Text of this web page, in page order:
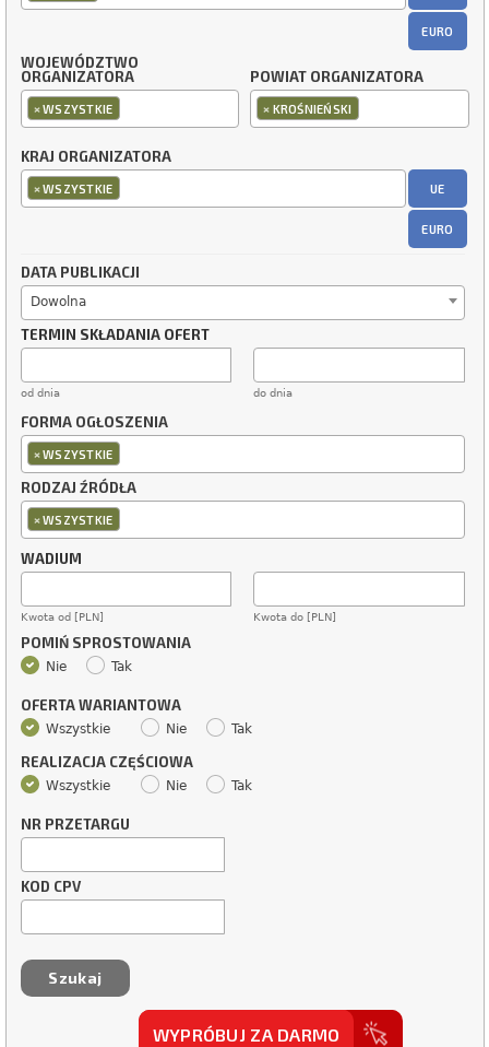
EURO
WOJEWÓDZTWO
ORGANIZATORA
×WSZYSTKIE
POWIAT ORGANIZATORA
× KROŚNIEŃSKI
KRAJ ORGANIZATORA
×WSZYSTKIE UE
EURO
DATA PUBLIKACJI
Dowolna
TERMIN SKŁADANIA OFERT
od dnia do dnia
FORMA OGŁOSZENIA
×WSZYSTKIE
RODZAJ ŹRÓDŁA
×WSZYSTKIE
WADIUM
Kwota od [PLN] Kwota do [PLN]
POMIŃ SPROSTOWANIA
Nie Tak
OFERTA WARIANTOWA
Wszystkie Nie Tak
REALIZACJA CZĘŚCIOWA
Wszystkie Nie Tak
NR PRZETARGU
KOD CPV
WYPRÓBUJ ZA DARMO